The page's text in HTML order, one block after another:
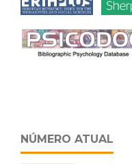
NÚMERO ATUAL